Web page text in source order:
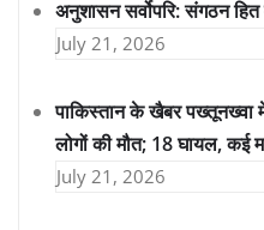
अनुशासन सर्वोपरि: संगठन
July 21, 2026
पाकिस्तान के खैबर पख्तूनख्वा
लोगों की मौत; 18 घायल, कई
July 21, 2026